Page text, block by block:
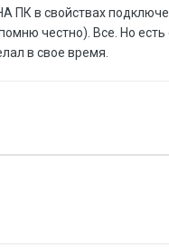
ПК в свойствах
честно). Все. Но
в свое время.